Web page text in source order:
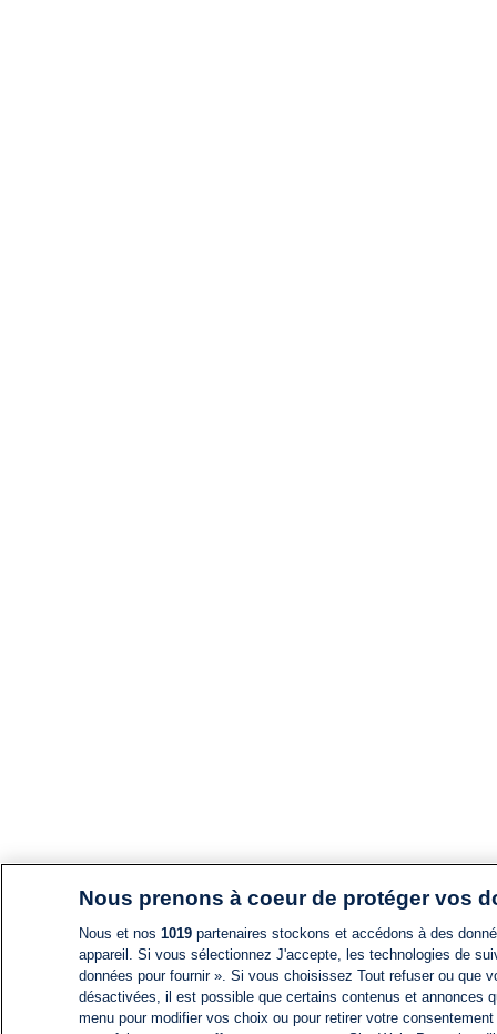
Nous prenons à coeur de protéger vos
Nous et nos 1019partenaires stockons et accédons à des
appareil. Si vous sélectionnez J'accepte, les technologies de
données pour fournir ». Si vous choisissez Tout refuser ou
désactivées, il est possible que certains contenus et annonces
menu pour modifier vos choix ou pour retirer votre